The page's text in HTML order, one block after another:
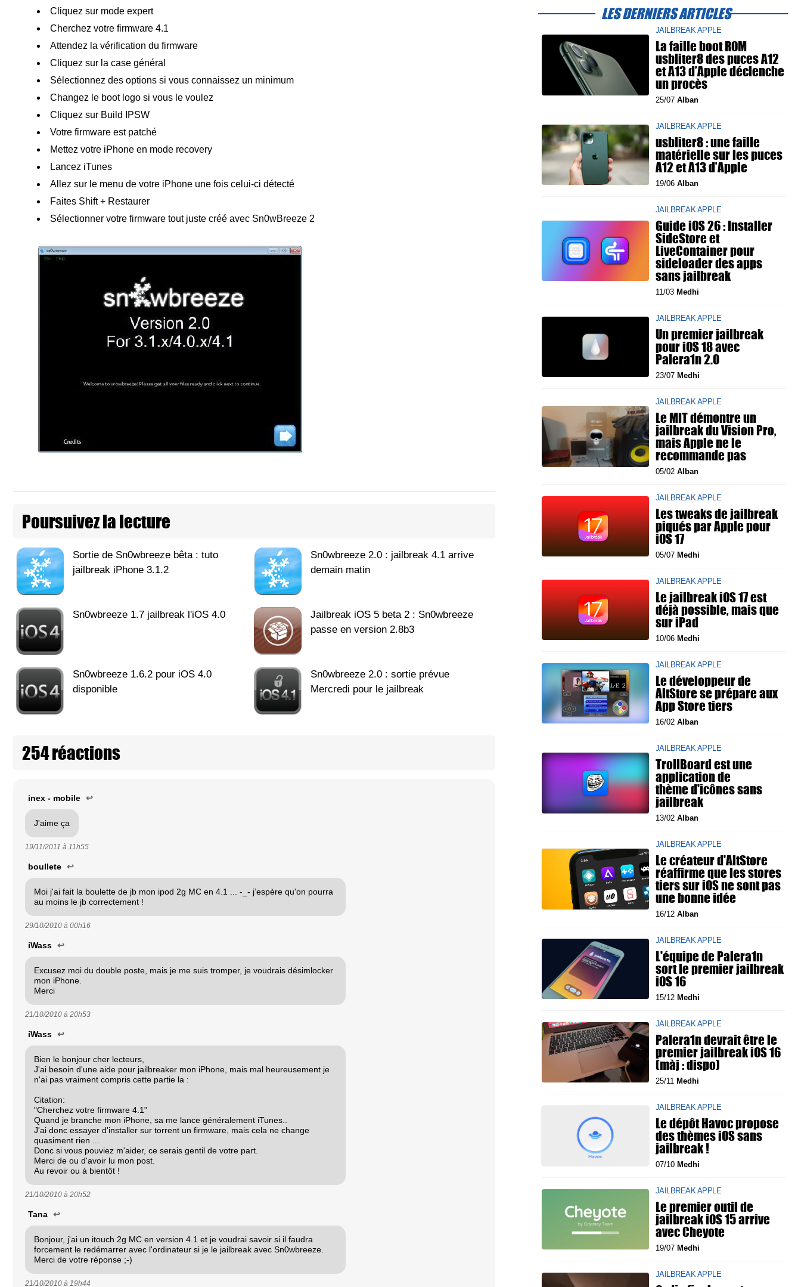
Cliquez sur mode expert
Cherchez votre firmware 4.1
Attendez la vérification du firmware
Cliquez sur la case général
Sélectionnez des options si vous connaissez un minimum
Changez le boot logo si vous le voulez
Cliquez sur Build IPSW
Votre firmware est patché
Mettez votre iPhone en mode recovery
Lancez iTunes
Allez sur le menu de votre iPhone une fois celui-ci détecté
Faites Shift + Restaurer
Sélectionner votre firmware tout juste créé avec Sn0wBreeze 2
Poursuivez la lecture
Sortie de Sn0wbreeze bêta : tuto
jailbreak iPhone 3.1.2
Sn0wbreeze 2.0 : jailbreak 4.1 arrive
demain matin
Sn0wbreeze 1.7 jailbreak l'iOS 4.0
Jailbreak iOS 5 beta 2 : Sn0wbreeze
passe en version 2.8b3
Sn0wbreeze 1.6.2 pour iOS 4.0
disponible
Sn0wbreeze 2.0 : sortie prévue
Mercredi pour le jailbreak
254 réactions
inex - mobile ↩
J'aime ça
19/11/2011 à 11h55
boullete ↩
Moi j'ai fait la boulette de jb mon ipod 2g MC en 4.1 ... -_- j’espère qu'on pourra
au moins le jb correctement !
29/10/2010 à 00h16
iWass ↩
Excusez moi du double poste, mais je me suis tromper, je voudrais désimlocker
mon iPhone.
Merci
21/10/2010 à 20h53
iWass ↩
Bien le bonjour cher lecteurs,
J'ai besoin d'une aide pour jailbreaker mon iPhone, mais mal heureusement je
n'ai pas vraiment compris cette partie la :
Citation:
"Cherchez votre firmware 4.1"
Quand je branche mon iPhone, sa me lance généralement iTunes..
J'ai donc essayer d'installer sur torrent un firmware, mais cela ne change
quasiment rien ...
Donc si vous pouviez m'aider, ce serais gentil de votre part.
Merci de ou d'avoir lu mon post.
Au revoir ou à bientôt !
21/10/2010 à 20h52
Tana ↩
Bonjour, j'ai un itouch 2g MC en version 4.1 et je voudrai savoir si il faudra
forcement le redémarrer avec l'ordinateur si je le jailbreak avec Sn0wbreeze.
Merci de votre réponse ;-)
21/10/2010 à 19h44
LES DERNIERS ARTICLES
JAILBREAK APPLE
La faille boot ROM
usbliter8 des puces A12
et A13 d’Apple déclenche
un procès
25/07 Alban
JAILBREAK APPLE
usbliter8 : une faille
matérielle sur les puces
A12 et A13 d’Apple
19/06 Alban
JAILBREAK APPLE
Guide iOS 26 : Installer
SideStore et
LiveContainer pour
sideloader des apps
sans jailbreak
11/03 Medhi
JAILBREAK APPLE
Un premier jailbreak
pour iOS 18 avec
Palera1n 2.0
23/07 Medhi
JAILBREAK APPLE
Le MIT démontre un
jailbreak du Vision Pro,
mais Apple ne le
recommande pas
05/02 Alban
JAILBREAK APPLE
Les tweaks de jailbreak
piqués par Apple pour
iOS 17
05/07 Medhi
JAILBREAK APPLE
Le jailbreak iOS 17 est
déjà possible, mais que
sur iPad
10/06 Medhi
JAILBREAK APPLE
Le développeur de
AltStore se prépare aux
App Store tiers
16/02 Alban
JAILBREAK APPLE
TrollBoard est une
application de
thème d'icônes sans
jailbreak
13/02 Alban
JAILBREAK APPLE
Le créateur d'AltStore
réaffirme que les stores
tiers sur iOS ne sont pas
une bonne idée
16/12 Alban
JAILBREAK APPLE
L'équipe de Palera1n
sort le premier jailbreak
iOS 16
15/12 Medhi
JAILBREAK APPLE
Palera1n devrait être le
premier jailbreak iOS 16
(màj : dispo)
25/11 Medhi
JAILBREAK APPLE
Le dépôt Havoc propose
des thèmes iOS sans
jailbreak !
07/10 Medhi
JAILBREAK APPLE
Le premier outil de
jailbreak iOS 15 arrive
avec Cheyote
19/07 Medhi
JAILBREAK APPLE